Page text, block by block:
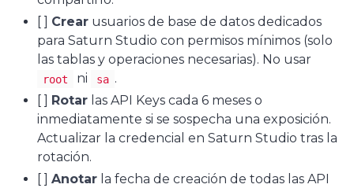
Crear usuarios de base de datos dedicados
para Saturn Studio con permisos mínimos (solo
las tablas y operaciones necesarias). No usar
root ni sa .
Rotar las API Keys cada 6 meses o
inmediatamente si se sospecha una exposición.
Actualizar la credencial en Saturn Studio tras la
rotación.
Anotar la fecha de creación de todas las API